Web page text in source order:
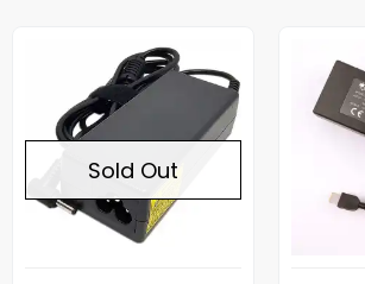
Sold Out